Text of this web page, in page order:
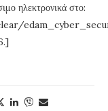
ηλεκτρονικά στο: